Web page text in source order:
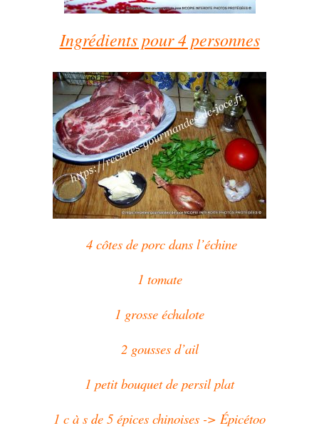
Ingrédients pour 4 personnes
4 côtes de porc dans l’échine
1 tomate
1 grosse échalote
2 gousses d’ail
1 petit bouquet de persil plat
1 c à s de 5 épices chinoises -> Épicétoo